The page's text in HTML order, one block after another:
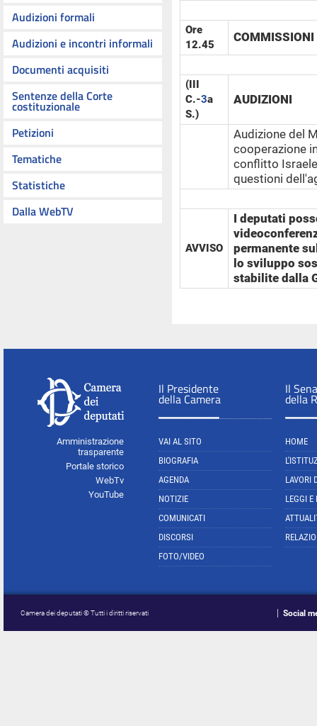
Audizioni formali
Audizioni e incontri informali
Documenti acquisiti
Sentenze della Corte
costituzionale
Petizioni
Tematiche
Statistiche
Dalla WebTV
Ore
12.45
(III
C.-3a
S.)
AUDIZIONI
Audizione del
cooperazione
conflitto
questioni
AVVISO
I deputati
permanente
lo sviluppo
stabilite dalla
Amministrazione
trasparente
Portale storico
WebTv
YouTube
Il Presidente
della Camera
VAI AL SITO
BIOGRAFIA
AGENDA
NOTIZIE
COMUNICATI
DISCORSI
FOTO/VIDEO
Il
della
HOME
LAVORI
LEGGI E
Camera dei deputati © Tutti i diritti riservati Social